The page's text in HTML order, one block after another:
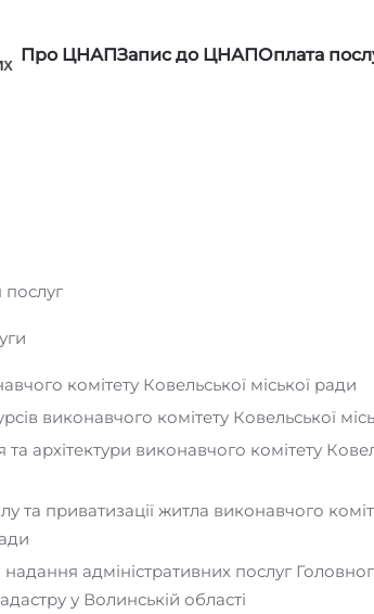
Про ЦНАПЗапис до ЦНАПОплата
послуг
комітету Ковельської міської ради
виконавчого комітету Ковельської
та архітектури виконавчого комітету
та приватизації житла виконавчого
адміністративних послуг
у Волинській області